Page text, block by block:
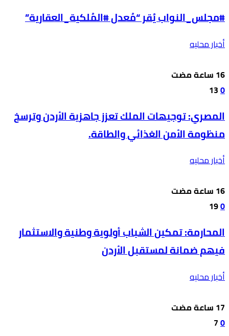
#مجلس_النواب يُقر “مُعدل #المُلكية_العقارية”
أخبار محليه
0
13
المصري: توجيهات الملك تعزز جاهزية الأردن وترسخ
منظومة الأمن الغذائي والطاقة.
أخبار محليه
0
19
المحارمة: تمكين الشباب أولوية وطنية والاستثمار
فيهم ضمانة لمستقبل الأردن
أخبار محليه
0
7